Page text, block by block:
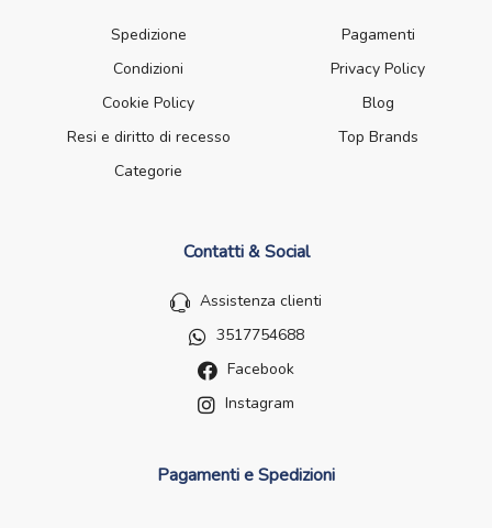
Spedizione
Pagamenti
Condizioni
Privacy Policy
Cookie Policy
Blog
Resi e diritto di recesso
Top Brands
Categorie
Contatti & Social
Assistenza clienti
3517754688
Facebook
Instagram
Pagamenti e Spedizioni